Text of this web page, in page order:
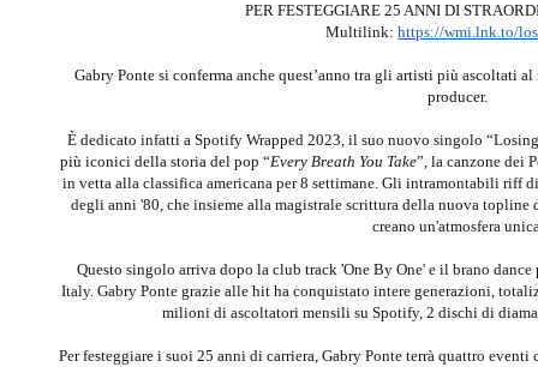
PER FESTEGGIARE 25 ANNI DI
Multilink:https://wmi.lnk.to/
Gabry Ponte si conferma anche quest’anno tra gli artisti più ascoltati
producer.
È dedicato infatti a Spotify Wrapped 2023, il suo nuovo singolo
più iconici della storia del pop “Every Breath You Take”, la canzone dei
in vetta alla classifica americana per 8 settimane. Gli intramontabili riff
degli anni '80, che insieme alla magistrale scrittura della nuova topline
creano un'atmosfera
Questo singolo arriva dopo la club track 'One By One' e il brano
Italy. Gabry Ponte grazie alle hit ha conquistato intere generazioni,
milioni di ascoltatori mensili su Spotify, 2 dischi di
Per festeggiare i suoi 25 anni di carriera, Gabry Ponte terrà quattro